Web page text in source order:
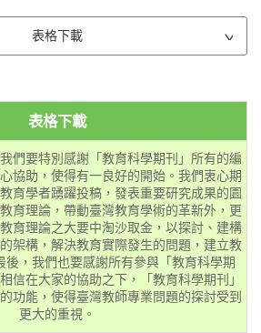
表格下載
表格下載
們要特別感謝「教育科學期刊」所有的編
協助，使得有一良好的開始。我們衷心期
育學者踴躍投稿，發表重要研究成果的園
育理論，帶動臺灣教育學術的革新外，更
育理論之大要中淘沙取金，以探討、建構
架構，解決教育實際發生的問題，建立教
後，我們也要感謝所有參與「教育科學期
信在大家的協助之下，「教育科學期刊」
功能，使得臺灣教師專業問題的探討受到
更大的重視。